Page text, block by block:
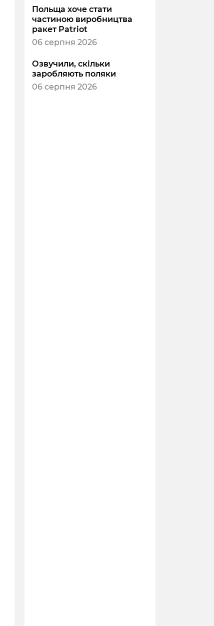
Польща хоче стати
частиною виробництва
ракет Patriot
06 серпня 2026
Озвучили, скільки
заробляють поляки
06 серпня 2026